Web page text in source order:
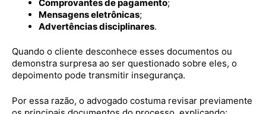
Comprovantes de pagamento;
Mensagens eletrônicas;
Advertências disciplinares.
Quando o cliente desconhece esses documentos ou
demonstra surpresa ao ser questionado sobre eles, o
depoimento pode transmitir insegurança.
Por essa razão, o advogado costuma revisar previamente